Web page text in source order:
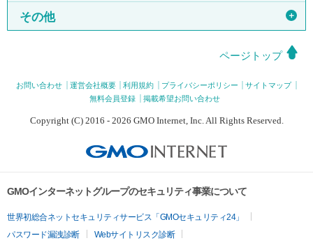
その他 ＋
ページトップ
お問い合わせ 運営会社概要 利用規約 プライバシーポリシー
サイトマップ
無料会員登録
掲載希望お問い合わせ
Copyright (C) 2016 - 2026 GMO Internet, Inc. All Rights Reserved.
GMOインターネットグループのセキュリティ事業について
世界初総合ネットセキュリティサービス「GMOセキュリティ24」
パスワード漏洩診断
Webサイトリスク診断